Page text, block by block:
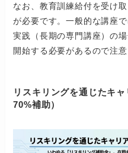
なお、教育訓練給付を受け
が必要です。一般的な講座
実践（長期の専門講座）の
開始する必要があるので注意
リスキリングを通じたキ
70%補助）